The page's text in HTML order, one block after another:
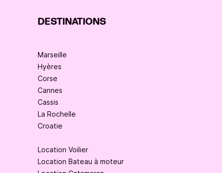
DESTINATIONS
Marseille
Hyères
Corse
Cannes
Cassis
La Rochelle
Croatie
Location Voilier
Location Bateau à moteur